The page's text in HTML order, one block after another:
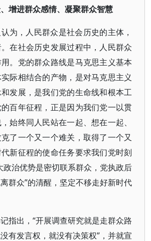
增进群众感情、凝聚群众智慧
为，人民群众是社会历史的主体，
在社会历史发展过程中，人民群众
。党的群众路线是马克思主义基本
际相结合的产物，是对马克思主义
发展，是我们党的生命线和根本工
百年征程，正是因为我们党一以贯
始终同人民站在一起、想在一起、
了一个又一个难关，取得了一个又
新征程的使命任务要求我们党时刻
政治优势是密切联系群众，党执政后
群众”的清醒，坚定不移走好新时代
指出，“开展调查研究就是走群众路
有发言权，就没有决策权”，并就宣